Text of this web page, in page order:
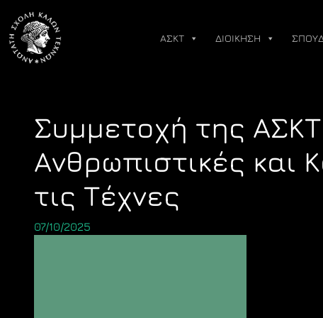
content
ΑΣΚΤ ΔΙΟΙΚΗΣΗ
Συμμετοχή της
Ανθρωπιστικές και
τις Τέχνες
07/10/2025